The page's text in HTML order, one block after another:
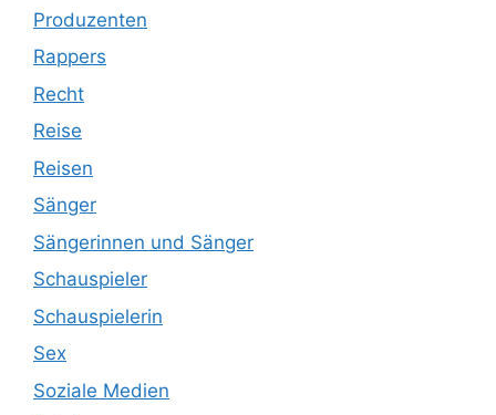
Produzenten
Rappers
Recht
Reise
Reisen
Sänger
Sängerinnen und Sänger
Schauspieler
Schauspielerin
Sex
Soziale Medien